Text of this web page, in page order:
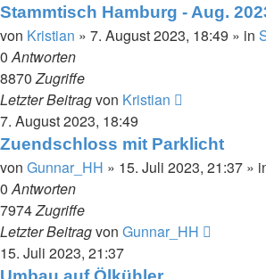
Stammtisch Hamburg - Aug.
von Kristian » 7. August 2023, 18:49 » in
0Antworten
8870Zugriffe
Letzter Beitragvon Kristian
7. August 2023, 18:49
Zuendschloss mit Parklicht
von Gunnar_HH » 15. Juli 2023, 21:37 »
0Antworten
7974Zugriffe
Letzter Beitragvon Gunnar_HH
15. Juli 2023, 21:37